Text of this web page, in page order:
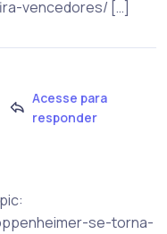
vencedores/ […]
Acesse para
responder
se-torna-